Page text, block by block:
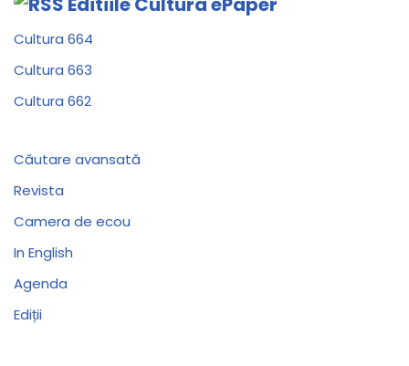
Cultura 664
Cultura 663
Cultura 662
Căutare avansată
Revista
Camera de ecou
In English
Agenda
Ediții